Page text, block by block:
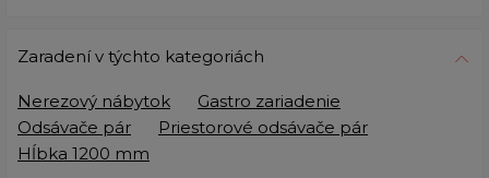
Zaradení v týchto kategoriách
Nerezový nábytok
Gastro zariadenie
Odsávače pár
Priestorové odsávače pár
Hĺbka 1200 mm